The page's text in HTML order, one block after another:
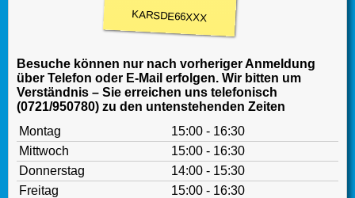
KARSDE66XXX
Besuche können nur nach vorheriger Anmeldung
über Telefon oder E-Mail erfolgen. Wir bitten um
Verständnis – Sie erreichen uns telefonisch
(0721/950780) zu den untenstehenden Zeiten
Montag
15:00 - 16:30
Mittwoch
15:00 - 16:30
Donnerstag
14:00 - 15:30
Freitag
15:00 - 16:30